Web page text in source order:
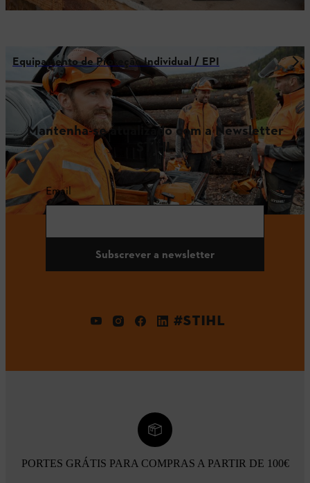
Equipamento de Proteção Individual / EPI
Mantenha-se atualizado com a Newsletter
STIHL
Email
Subscrever a newsletter
#STIHL
PORTES GRÁTIS PARA COMPRAS A PARTIR DE 100€